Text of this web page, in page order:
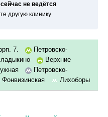
не ведётся
другую клинику
7.
Петровско-
Верхние
Петровско-
Фонвизинская Лихоборы